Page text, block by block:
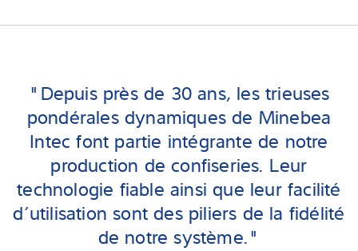
"Depuis près de 30 ans, les trieuses
pondérales dynamiques de Minebea
Intec font partie intégrante de notre
production de confiseries. Leur
technologie fiable ainsi que leur facilité
d’utilisation sont des piliers de la fidélité
de notre système."